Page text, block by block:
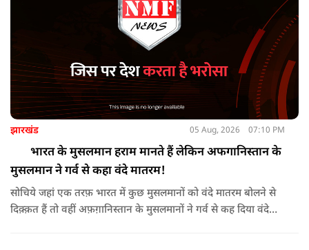
झारखंड 05 Aug, 2026 07:10 PM
भारत के मुसलमान हराम मानते हैं लेकिन अफगानिस्तान के
मुसलमान ने गर्व से कहा वंदे मातरम!
सोचिये जहां एक तरफ़ भारत में कुछ मुसलमानों को वंदे मातरम बोलने से
दिक़्क़त हैं तो वहीं अफ़ग़ानिस्तान के मुसलमानों ने गर्व से कह दिया वंदे